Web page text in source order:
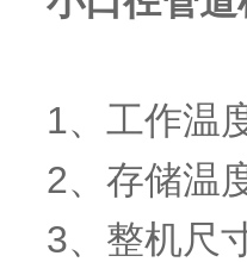
1、工作温
2、存储温
3、整机尺